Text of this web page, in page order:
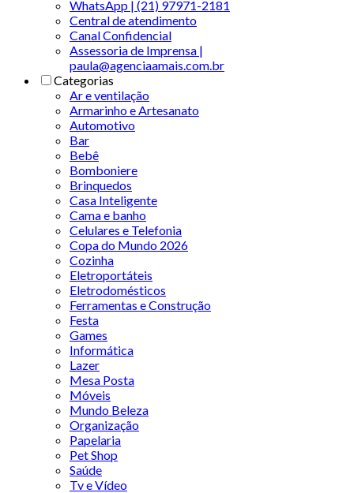
WhatsApp | (21) 97971-2181
Central de atendimento
Canal Confidencial
Assessoria de Imprensa |
paula@agenciaamais.com.br
Categorias
Ar e ventilação
Armarinho e Artesanato
Automotivo
Bar
Bebê
Bomboniere
Brinquedos
Casa Inteligente
Cama e banho
Celulares e Telefonia
Copa do Mundo 2026
Cozinha
Eletroportáteis
Eletrodomésticos
Ferramentas e Construção
Festa
Games
Informática
Lazer
Mesa Posta
Móveis
Mundo Beleza
Organização
Papelaria
Pet Shop
Saúde
Tv e Vídeo